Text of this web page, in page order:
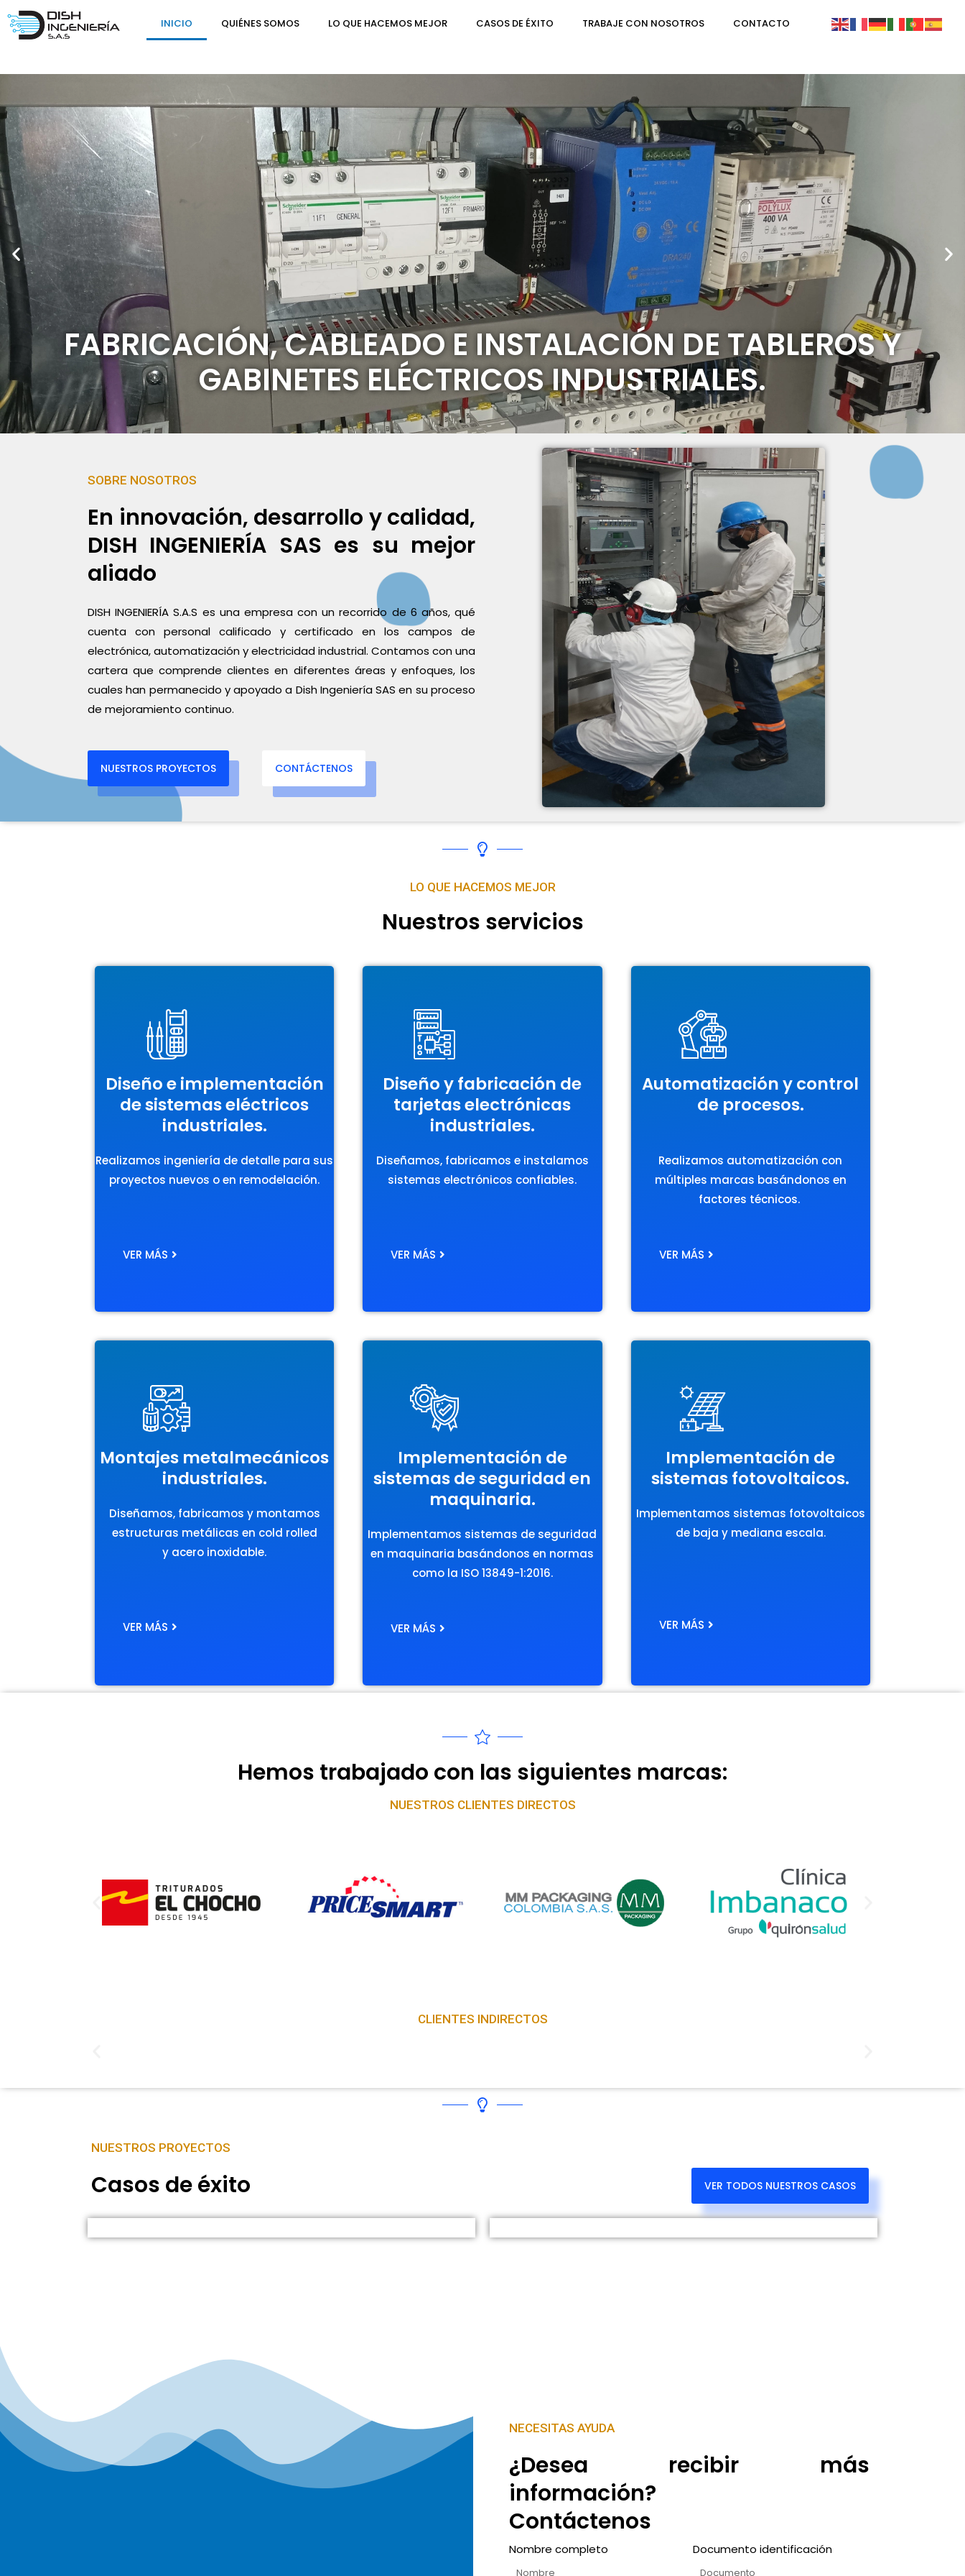
INICIO QUIÉNES SOMOS LO QUE HACEMOS MEJOR CASOS DE ÉXITO TRABAJE CON NOSOTROS CONTACTO
FABRICACIÓN, CABLEADO E INSTALACIÓN DE TABLEROS Y
GABINETES ELÉCTRICOS INDUSTRIALES.
SOBRE NOSOTROS
En innovación, desarrollo y calidad,
DISH INGENIERÍA SAS es su mejor
aliado
DISH INGENIERÍA S.A.S es una empresa con un recorrido de 6 años, qué
cuenta con personal calificado y certificado en los campos de
electrónica, automatización y electricidad industrial. Contamos con una
cartera que comprende clientes en diferentes áreas y enfoques, los
cuales han permanecido y apoyado a Dish Ingeniería SAS en su proceso
de mejoramiento continuo.
NUESTROS PROYECTOS CONTÁCTENOS
LO QUE HACEMOS MEJOR
Nuestros servicios
Diseño e implementación
de sistemas eléctricos
industriales.
Realizamos ingeniería de detalle para sus
proyectos nuevos o en remodelación.
VER MÁS
Diseño y fabricación de
tarjetas electrónicas
industriales.
Diseñamos, fabricamos e instalamos
sistemas electrónicos confiables.
VER MÁS
Automatización y control
de procesos.
Realizamos automatización con
múltiples marcas basándonos en
factores técnicos.‎
VER MÁS
Montajes metalmecánicos
industriales.
Diseñamos, fabricamos y montamos
estructuras metálicas en cold rolled
y acero inoxidable.
VER MÁS
Implementación de
sistemas de seguridad en
maquinaria.
Implementamos sistemas de seguridad
en maquinaria basándonos en normas
como la ISO 13849-1:2016.
VER MÁS
Implementación de
sistemas fotovoltaicos.
Implementamos sistemas fotovoltaicos
de baja y mediana escala.
VER MÁS
Hemos trabajado con las siguientes marcas:
NUESTROS CLIENTES DIRECTOS
CLIENTES INDIRECTOS
NUESTROS PROYECTOS
Casos de éxito VER TODOS NUESTROS CASOS
NECESITAS AYUDA
¿Desea recibir más
información?
Contáctenos
Nombre completo Documento identificación